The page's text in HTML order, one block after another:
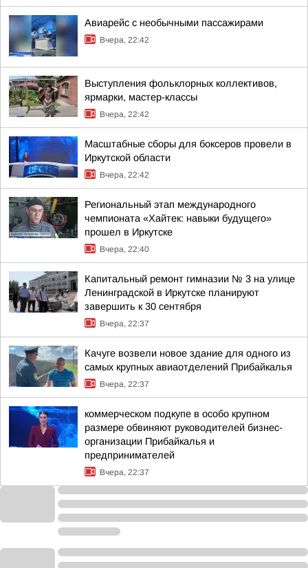
Авиарейс с необычными пассажирами
Вчера, 22:42
Выступления фольклорных коллективов,
ярмарки, мастер-классы
Вчера, 22:42
Масштабные сборы для боксеров провели в
Иркутской области
Вчера, 22:42
Региональный этап международного
чемпионата «Хайтек: навыки будущего»
прошел в Иркутске
Вчера, 22:40
Капитальный ремонт гимназии № 3 на улице
Ленинградской в Иркутске планируют
завершить к 30 сентября
Вчера, 22:37
Качуге возвели новое здание для одного из
самых крупных авиаотделений Прибайкалья
Вчера, 22:37
коммерческом подкупе в особо крупном
размере обвиняют руководителей бизнес-
организации Прибайкалья и
предпринимателей
Вчера, 22:37